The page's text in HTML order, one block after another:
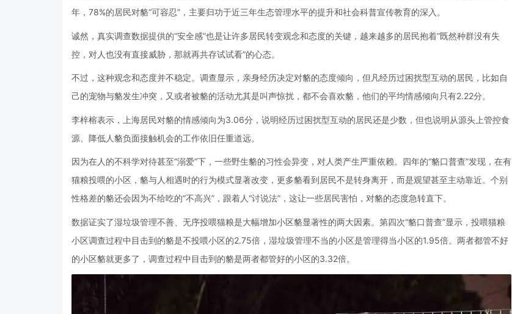
年，78%的居民对貉“可容忍”，主要归功于近三年生态管理水平的提升和社会科普宣传教育的深入。
诚然，真实调查数据提供的“安全感”也是让许多居民转变观念和态度的关键，越来越多的居民抱着“既然种群没有失
控，对人也没有直接威胁，那就再共存试试看”的心态。
不过，这种观念和态度并不稳定。调查显示，亲身经历决定对貉的态度倾向，但凡经历过困扰型互动的居民，比如自
己的宠物与貉发生冲突，又或者被貉的活动尤其是叫声惊扰，都不会喜欢貉，他们的平均情感倾向只有2.22分。
李梓榕表示，上海居民对貉的情感倾向为3.06分，说明经历过困扰型互动的居民还是少数，但也说明从源头上管控食
源、降低人貉负面接触机会的工作依旧任重道远。
因为在人的不科学对待甚至“溺爱”下，一些野生貉的习性会异变，对人类产生严重依赖。四年的“貉口普查”发现，在有
猫粮投喂的小区，貉与人相遇时的行为模式显著改变，更多貉看到居民不是转身离开，而是观望甚至主动靠近。个别
性格差的貉还会因为不给吃的“不高兴”，跟着人“讨说法”，这让一些居民害怕，对貉的态度急转直下。
数据证实了湿垃圾管理不善、无序投喂猫粮是大幅增加小区貉显著性的两大因素。第四次“貉口普查”显示，投喂猫粮
小区调查过程中目击到的貉是不投喂小区的2.75倍，湿垃圾管理不当的小区是管理得当小区的1.95倍。两者都管不好
的小区貉就更多了，调查过程中目击到的貉是两者都管好的小区的3.32倍。